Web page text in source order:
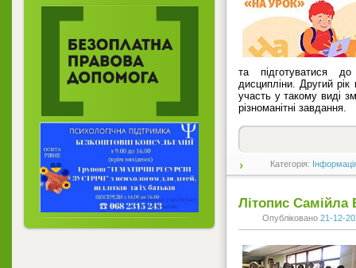
та підготуватися
дисципліни. Другий рік
участь у такому виді
різноманітні завдання.
Категорія:
Літопис Самійла
Опубліковано 21-12-